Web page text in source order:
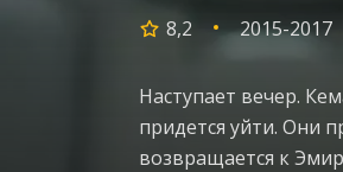
8,2 2015-2017
Наступает вечер.
придется уйти. Они
возвращается к